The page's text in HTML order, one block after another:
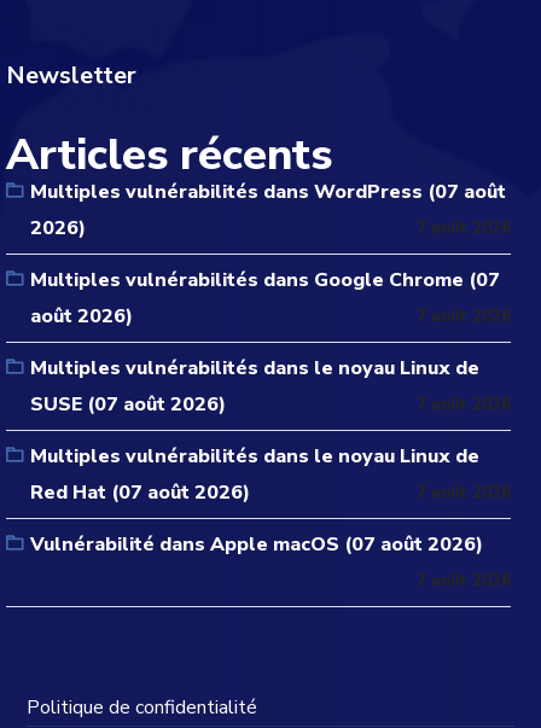
Newsletter
Articles récents
Multiples vulnérabilités dans WordPress (07 août
2026)
7 août 2026
Multiples vulnérabilités dans Google Chrome (07
août 2026)
7 août 2026
Multiples vulnérabilités dans le noyau Linux de
SUSE (07 août 2026)
7 août 2026
Multiples vulnérabilités dans le noyau Linux de
Red Hat (07 août 2026)
7 août 2026
Vulnérabilité dans Apple macOS (07 août 2026)
7 août 2026
Politique de confidentialité